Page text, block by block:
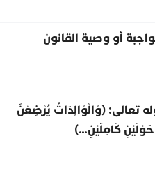
أو وصية القانون
تعالى: (وَالْوَالِدَاتُ يُرْضِعْنَ
كَامِلَيْنِ…)